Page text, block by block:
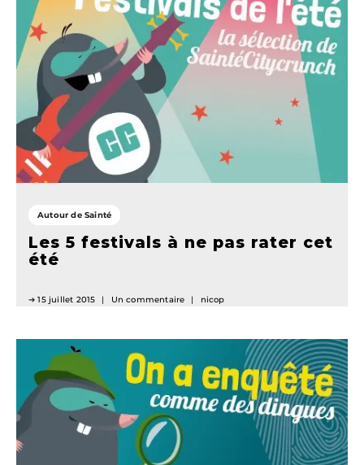
Autour de Sainté
Les 5 festivals à ne pas rater cet
été
15 juillet 2015 Un commentaire nicop